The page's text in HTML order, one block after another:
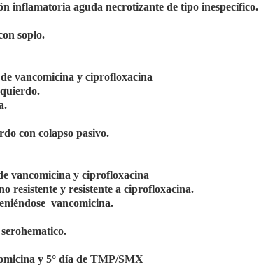
inflamatoria aguda necrotizante de tipo inespecífico.
soplo.
vancomicina y ciprofloxacina
con colapso pasivo.
vancomicina y ciprofloxacina
resistente y resistente a ciprofloxacina.
vancomicina.
y 5° día de TMP/SMX